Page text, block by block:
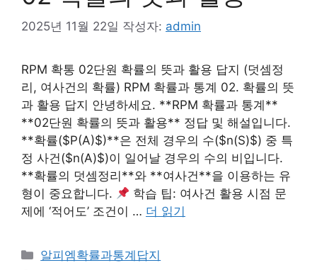
2025년 11월 22일 작성자: admin
RPM 확통 02단원 확률의 뜻과 활용 답지 (덧셈정
리, 여사건의 확률) RPM 확률과 통계 02. 확률의 뜻
과 활용 답지 안녕하세요. **RPM 확률과 통계**
**02단원 확률의 뜻과 활용** 정답 및 해설입니다.
**확률($P(A)$)**은 전체 경우의 수($n(S)$) 중 특
정 사건($n(A)$)이 일어날 경우의 수의 비입니다.
**확률의 덧셈정리**와 **여사건**을 이용하는 유
형이 중요합니다.
학습 팁: 여사건 활용 시점 문
제에 ‘적어도’ 조건이 … 더 읽기
카
알피엠확률과통계답지